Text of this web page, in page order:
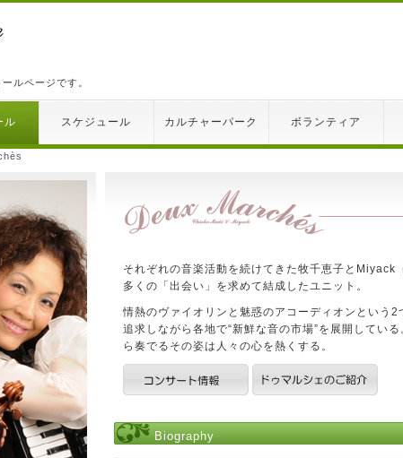
ルページです。
ル スケジュール カルチャーパーク ボランティア
それぞれの音楽活動を続けてきた牧千恵子とMiyack
多くの「出会い」を求めて結成したユニット。
情熱のヴァイオリンと魅惑のアコーディオンという
追求しながら各地で“新鮮な音の市場”を展開してい
ら奏でるその姿は人々の心を熱くする。
Biography